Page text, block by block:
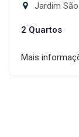
Jardim
2 Quartos
Mais